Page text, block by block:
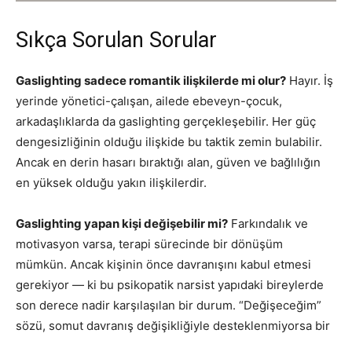
Sıkça Sorulan Sorular
Gaslighting sadece romantik ilişkilerde mi olur? Hayır. İş
yerinde yönetici-çalışan, ailede ebeveyn-çocuk,
arkadaşlıklarda da gaslighting gerçekleşebilir. Her güç
dengesizliğinin olduğu ilişkide bu taktik zemin bulabilir.
Ancak en derin hasarı bıraktığı alan, güven ve bağlılığın
en yüksek olduğu yakın ilişkilerdir.
Gaslighting yapan kişi değişebilir mi? Farkındalık ve
motivasyon varsa, terapi sürecinde bir dönüşüm
mümkün. Ancak kişinin önce davranışını kabul etmesi
gerekiyor — ki bu psikopatik narsist yapıdaki bireylerde
son derece nadir karşılaşılan bir durum. “Değişeceğim”
sözü, somut davranış değişikliğiyle desteklenmiyorsa bir